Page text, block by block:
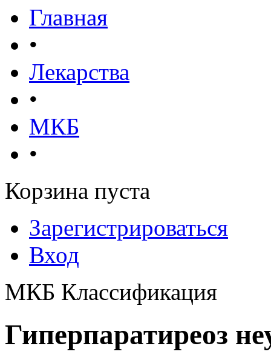
Главная
•
Лекарства
•
МКБ
•
Корзина пуста
Зарегистрироваться
Вход
МКБ Классификация
Гиперпаратиреоз